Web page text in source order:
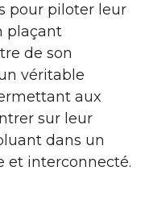
pour piloter leur
plaçant
de son
véritable
aux
sur leur
dans un
et interconnecté.